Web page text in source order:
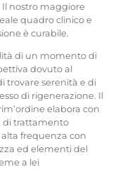
nostro maggiore
quadro clinico e
è curabile.
di un momento di
dovuto al
trovare serenità e di
di rigenerazione. Il
elabora con
di trattamento
frequenza con
ed elementi del
a lei